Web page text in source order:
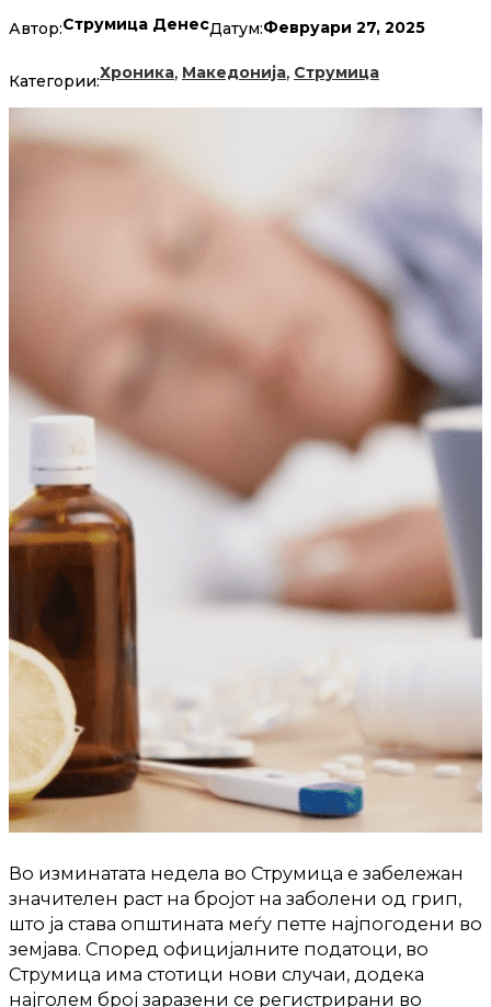
Автор:Струмица ДенесДатум:Февруари 27, 2025
Категории:Хроника, Македонија, Струмица
Во изминатата недела во Струмица е забележан
значителен раст на бројот на заболени од грип,
што ја става општината меѓу петте најпогодени во
земјава. Според официјалните податоци, во
Струмица има стотици нови случаи, додека
најголем број заразени се регистрирани во